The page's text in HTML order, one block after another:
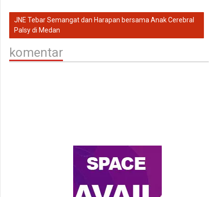
JNE Tebar Semangat dan Harapan bersama Anak Cerebral
Palsy di Medan
komentar